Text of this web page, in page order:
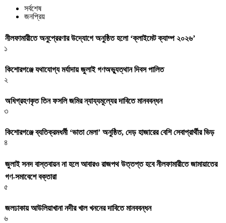
সর্বশেষ
জনপ্রিয়
নীলফামারীতে অনুপ্রেরণার উদ্যোগে অনুষ্ঠিত হলো ‘ক্লাইমেট ক্যাম্প ২০২৬’
১
কিশোরগঞ্জে যথাযোগ্য মর্যাদায় জুলাই গণঅভ্যুত্থান দিবস পালিত
২
অধিগ্রহণকৃত তিন ফসলি জমির ন্যায্যমূল্যের দাবিতে মানববন্ধন
৩
কিশোরগঞ্জে ব্যতিক্রমধর্মী ‘ভাতা মেলা’ অনুষ্ঠিত, দেড় হাজারের বেশি সেবাপ্রার্থীর ভিড়
৪
জুলাই সনদ বাস্তবায়ন না হলে আবারও রাজপথ উত্তপ্ত হবে নীলফামারীতে জামায়াতের
গণ-সমাবেশে বক্তারা
৫
জলঢাকায় আউলিয়াখানা নদীর খাল খননের দাবিতে মানববন্ধন
৬